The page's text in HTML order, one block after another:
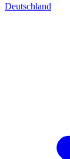
Deutschland